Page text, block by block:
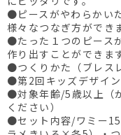
●ピースがやわらかい
様々なつなぎ方ができ
●たった１つのピース
作り出すことができます
●つくりかた（ブレス
●第2回キッズデザイン
●対象年齢/5歳以上（
ください）
●セット内容/ワミー15